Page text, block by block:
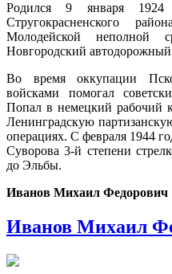
Родился 9 января
Стругокрасненского
Молодейской неполной
Новгородский
Во время оккупации
войсками помогал
Попал в немецкий рабочий
Ленинградскую
операциях. С февраля 1944
Суворова 3-й степени
до Эльбы.
Иванов Михаил Федорович
Иванов Михаил